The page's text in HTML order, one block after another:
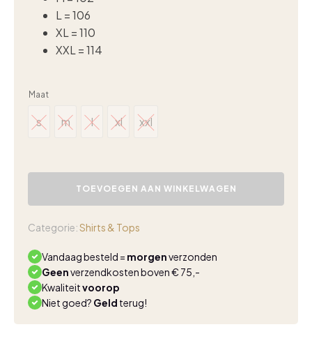
L = 106
XL = 110
XXL = 114
Maat
s
s
m
m
l
l
xl
xl
xxl
xxl
Triple
v-
kit
6927
aantal
TOEVOEGEN AAN WINKELWAGEN
Categorie:Shirts & Tops
Vandaag besteld = morgenverzonden
Geenverzendkosten boven € 75,-
Kwaliteitvoorop
Niet goed? Geld terug!